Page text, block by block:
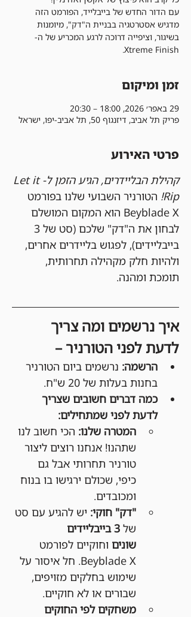
עם הדור החדש של בייבלייד, הפורמט הזה
מדגיש אסטרטגיה בבניית ה"דק", מיומנות
בשיגור, וציפייה דרוכה לרגע המכריע של ה-
Xtreme Finish.
זמן ומיקום
29 באפר׳ 2026, 18:00 – 20:30
פריק תל אביב, דיזנגוף 50, תל אביב-יפו, ישראל
פרטי האירוע
קהילת הבליידרים, הגיע הזמן ל-Let it
Rip! הטורניר השבועי שלנו בפורמט
Beyblade X הוא המקום המושלם
בייבליידים), לפגוש בליידרים אחרים,
ולהיות חלק מקהילה תחרותית,
תומכת ומהנה.
איך נרשמים ומה צריך
לדעת לפני הטורניר –
הרשמה: נרשמים ביום הטורניר
בחנות בעלות של 20 ש"ח.
כמה דברים חשובים שצריך
לדעת לפני שמתחילים:
המטרה שלנו: הכי חשוב לנו
שתהנו! אנחנו רוצים ליצור
טורניר תחרותי אבל גם
כיפי, שכולם ירגישו בו בנוח
ומכובדים.
"דק" חוקי: יש להגיע עם סט
של
3 בייבליידים
שונים וחוקיים לפורמט
Beyblade X. חל איסור על
שימוש בחלקים מזויפים,
שבורים או לא חוקיים.
משחקים לפי החוקים